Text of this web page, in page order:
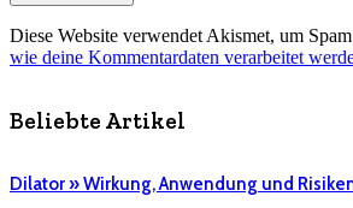
Diese Website verwendet Akismet, um
wie deine Kommentardaten verarbeitet
Beliebte Artikel
Dilator » Wirkung, Anwendung und